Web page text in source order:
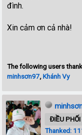
đình.
Xin cảm ơn cả nhà!
The following users
minhsơn97,Khánh Vy
ĐIỀU PHỐI
Thanked: